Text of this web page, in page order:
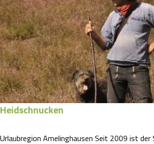
Amelinghausen Seit 2009 ist